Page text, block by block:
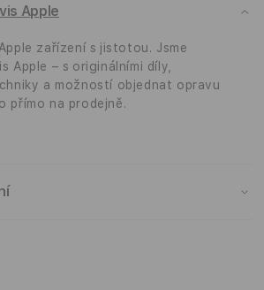
Apple
zařízení s jistotou. Jsme
Apple – s originálními díly,
a možností objednat opravu
přímo na prodejně.